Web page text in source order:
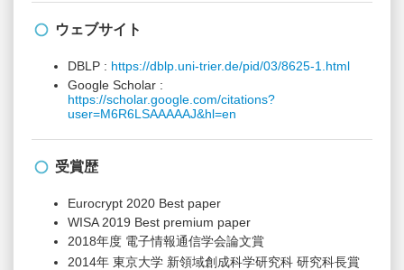
ウェブサイト
DBLP : https://dblp.uni-trier.de/pid/03/8625-1.html
Google Scholar :
https://scholar.google.com/citations?
user=M6R6LSAAAAAJ&hl=en
受賞歴
Eurocrypt 2020 Best paper
WISA 2019 Best premium paper
2018年度 電子情報通信学会論文賞
2014年 東京大学 新領域創成科学研究科 研究科長賞